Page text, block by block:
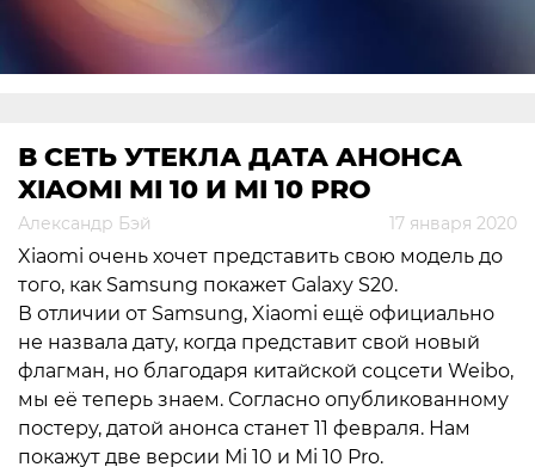
В СЕТЬ УТЕКЛА ДАТА АНОНСА
XIAOMI MI 10 И MI 10 PRO
Александр Бэй 17 января 2020
Xiaomi очень хочет представить свою модель до
того, как Samsung покажет Galaxy S20.
В отличии от Samsung, Xiaomi ещё официально
не назвала дату, когда представит свой новый
флагман, но благодаря китайской соцсети Weibo,
мы её теперь знаем. Согласно опубликованному
постеру, датой анонса станет 11 февраля. Нам
покажут две версии Mi 10 и Mi 10 Pro.